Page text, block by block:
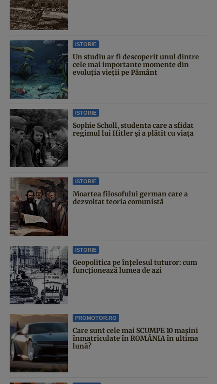
ISTORIE
Un studiu ar fi descoperit unul dintre
cele mai importante momente din
evoluția vieții pe Pământ
ISTORIE
Sophie Scholl, studenta care a sfidat
regimul lui Hitler și a plătit cu viața
ISTORIE
Moartea filosofului german care a
dezvoltat teoria comunistă
ISTORIE
Geopolitica pe înțelesul tuturor: cum
funcționează lumea de azi
PROMOTOR.RO
Care sunt cele mai SCUMPE 10 mașini
înmatriculate în ROMÂNIA în ultima
lună?